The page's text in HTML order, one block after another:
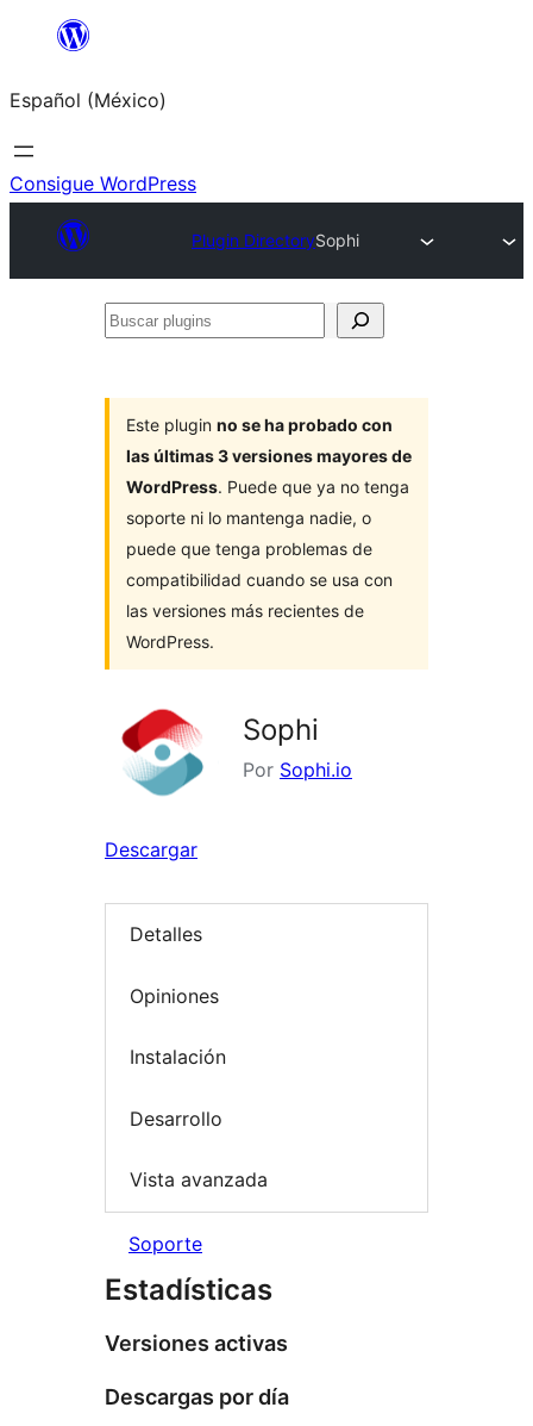
Saltar
contenido
Español (México)
Consigue WordPress
Plugin DirectorySophi
Buscar
Este plugin no se ha probado con
las últimas 3 versiones mayores de
WordPress. Puede que ya no tenga
soporte ni lo mantenga nadie, o
puede que tenga problemas de
compatibilidad cuando se usa con
las versiones más recientes de
WordPress.
Sophi
Por Sophi.io
Descargar
Detalles
Opiniones
Instalación
Desarrollo
Vista avanzada
Soporte
Estadísticas
Versiones activas
Descargas por día